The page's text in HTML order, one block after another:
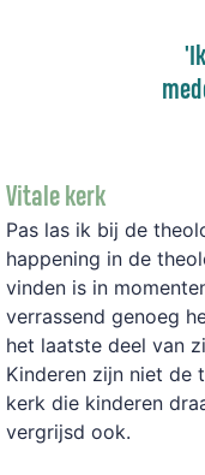
Vitale kerk
Pas las ik bij de
happening in de
vinden is in
verrassend genoeg
het laatste deel van
Kinderen zijn niet de
kerk die kinderen
vergrijsd ook.